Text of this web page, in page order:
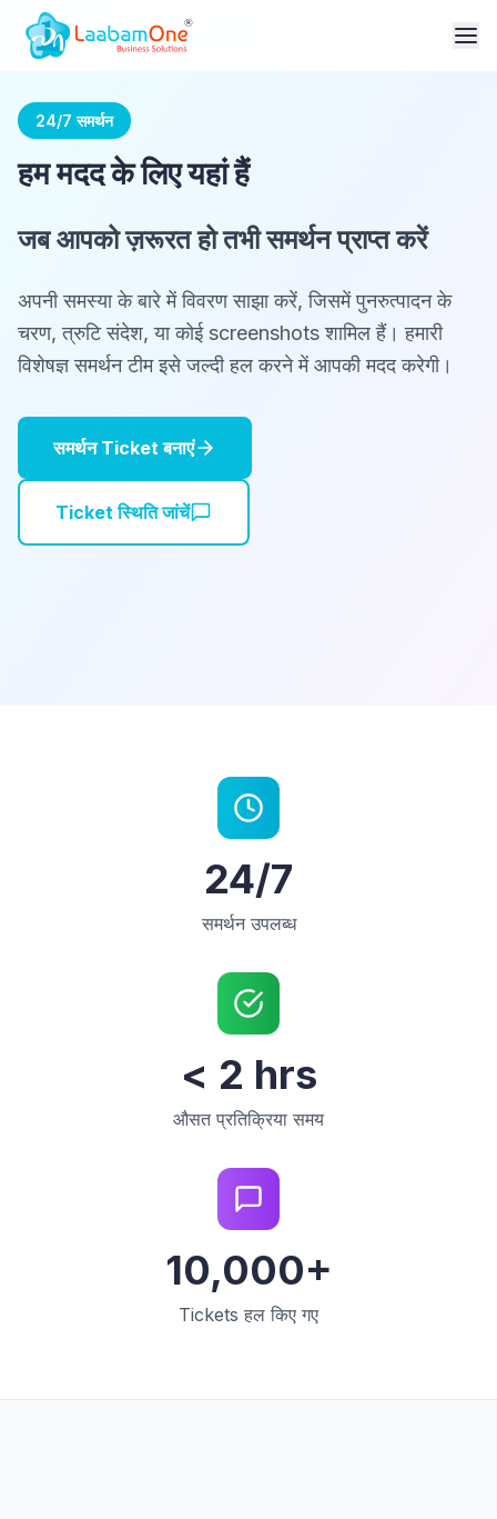
24/7 समर्थन
हम मदद के लिए यहां हैं
जब आपको ज़रूरत हो तभी समर्थन प्राप्त करें
अपनी समस्या के बारे में विवरण साझा करें, जिसमें पुनरुत्पादन के
चरण, त्रुटि संदेश, या कोई screenshots शामिल हैं। हमारी
विशेषज्ञ समर्थन टीम इसे जल्दी हल करने में आपकी मदद करेगी।
समर्थन Ticket बनाएं
Ticket स्थिति जांचें
24/7
समर्थन उपलब्ध
< 2 hrs
औसत प्रतिक्रिया समय
10,000+
Tickets हल किए गए